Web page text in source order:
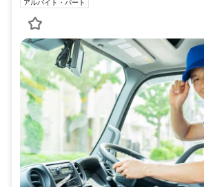
アルバイト・パート